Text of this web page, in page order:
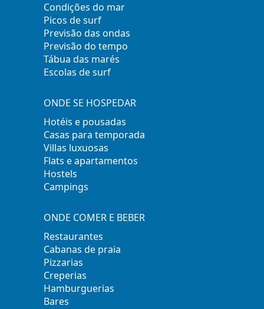
Condições do mar
Picos de surf
Previsão das ondas
Previsão do tempo
Tábua das marés
Escolas de surf
ONDE SE HOSPEDAR
Hotéis e pousadas
Casas para temporada
Villas luxuosas
Flats e apartamentos
Hostels
Campings
ONDE COMER E BEBER
Restaurantes
Cabanas de praia
Pizzarias
Creperias
Hamburguerias
Bares